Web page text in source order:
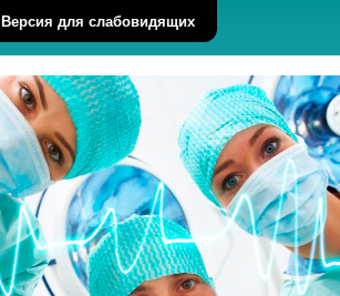
Версия для слабовидящих